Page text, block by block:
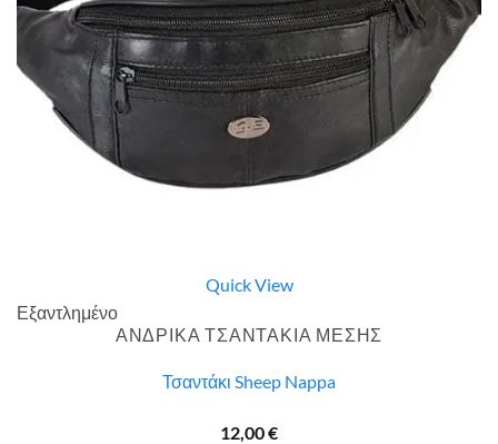
Quick View
Εξαντλημένο
ΑΝΔΡΙΚΑ ΤΣΑΝΤΑΚΙΑ ΜΕΣΗΣ
Τσαντάκι Sheep Nappa
12,00€